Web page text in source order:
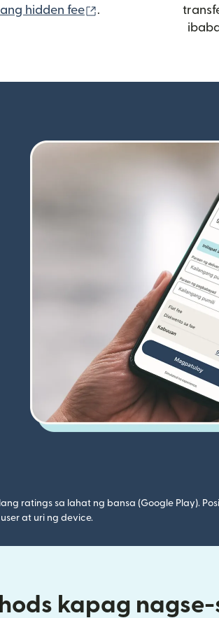
hidden fee (bubukas sa
.
window)
window)
ratings sa lahat ng bansa (Google Play).
at uri ng device.
kapag